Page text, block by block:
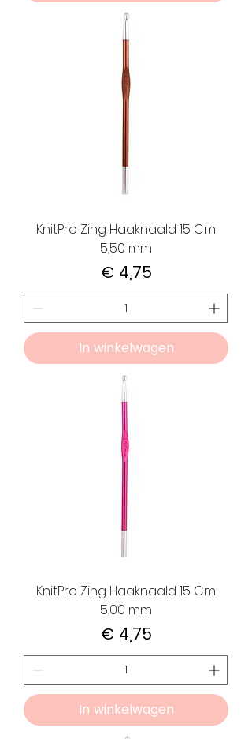
KnitPro Zing Haaknaald 15 Cm
5,50 mm
Prijs
€ 4,75
In winkelwagen
KnitPro Zing Haaknaald 15 Cm
5,00 mm
Prijs
€ 4,75
In winkelwagen